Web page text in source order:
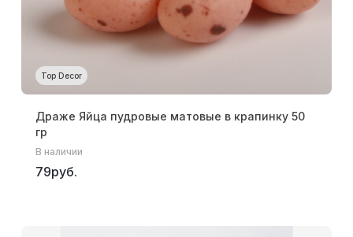
Top Decor
Драже Яйца пудровые матовые в крапинку 50
гр
В наличии
79руб.